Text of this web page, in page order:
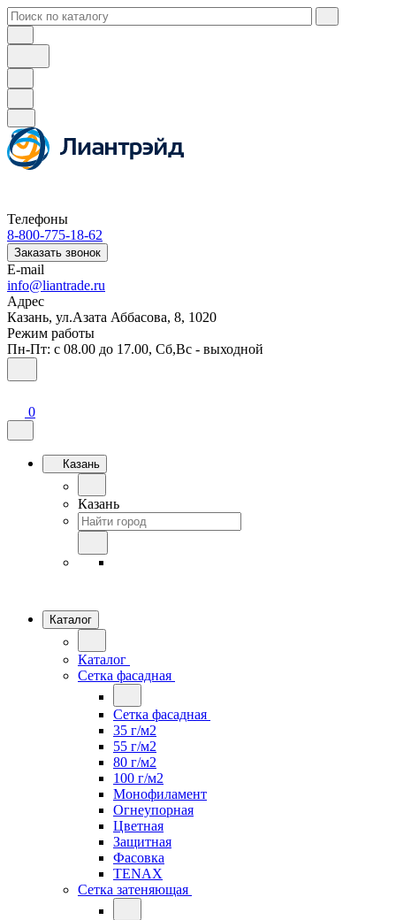
Телефоны
8-800-775-18-62
Заказать звонок
E-mail
info@liantrade.ru
Адрес
Казань, ул.Азата Аббасова, 8, 1020
Режим работы
Пн-Пт: c 08.00 до 17.00, Cб,Вс - выходной
0
Казань
Казань
Каталог
Каталог
Сетка фасадная
Сетка фасадная
35 г/м2
55 г/м2
80 г/м2
100 г/м2
Монофиламент
Огнеупорная
Цветная
Защитная
Фасовка
TENAX
Сетка затеняющая